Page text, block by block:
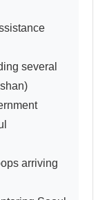
several
arriving